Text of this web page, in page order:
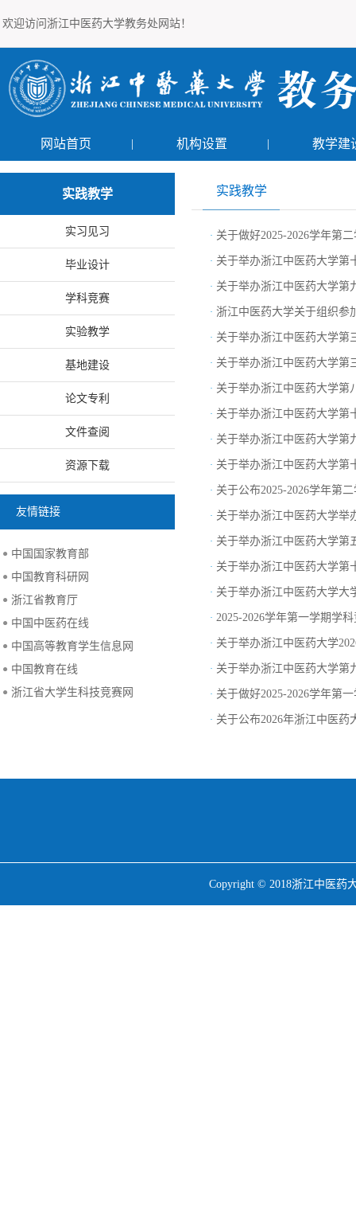
欢迎访问浙江中医药大学教务处网站！
网站首页 | 机构设置 | 教学建
实践教学
实习见习
毕业设计
学科竞赛
实验教学
基地建设
论文专利
文件查阅
资源下载
友情链接
中国国家教育部
中国教育科研网
浙江省教育厅
中国中医药在线
中国高等教育学生信息网
中国教育在线
浙江省大学生科技竞赛网
实践教学
· 关于做好2025-2026学年第
· 关于举办浙江中医药大学第
· 关于举办浙江中医药大学第
· 浙江中医药大学关于组织参
· 关于举办浙江中医药大学第
· 关于举办浙江中医药大学第
· 关于举办浙江中医药大学第
· 关于举办浙江中医药大学第
· 关于举办浙江中医药大学第
· 关于举办浙江中医药大学第
· 关于公布2025-2026学年第
· 关于举办浙江中医药大学举
· 关于举办浙江中医药大学第
· 关于举办浙江中医药大学第
· 关于举办浙江中医药大学大
· 2025-2026学年第一学期学
· 关于举办浙江中医药大学
· 关于举办浙江中医药大学第
· 关于做好2025-2026学年第
· 关于公布2026年浙江中医
Copyright © 2018浙江中